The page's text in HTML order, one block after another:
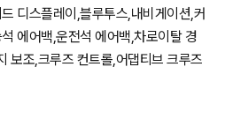
디스플레이,블루투스,내비게이션,커
에어백,운전석 에어백,차로이탈 경
보조,크루즈 컨트롤,어댑티브 크루즈